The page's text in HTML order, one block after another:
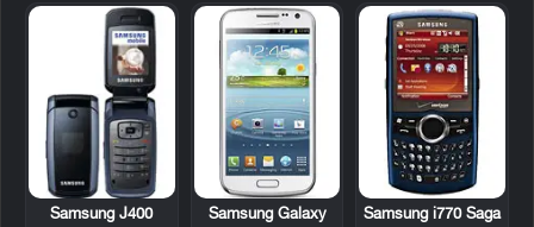
Samsung i770 Saga
Samsung Galaxy
Samsung J400